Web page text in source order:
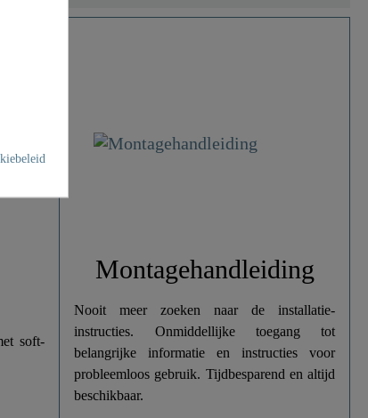
soft-
Montagehandleiding
Nooit meer zoeken naar de installatie-
instructies. Onmiddellijke toegang tot
belangrijke informatie en instructies voor
probleemloos gebruik. Tijdbesparend en altijd
beschikbaar.